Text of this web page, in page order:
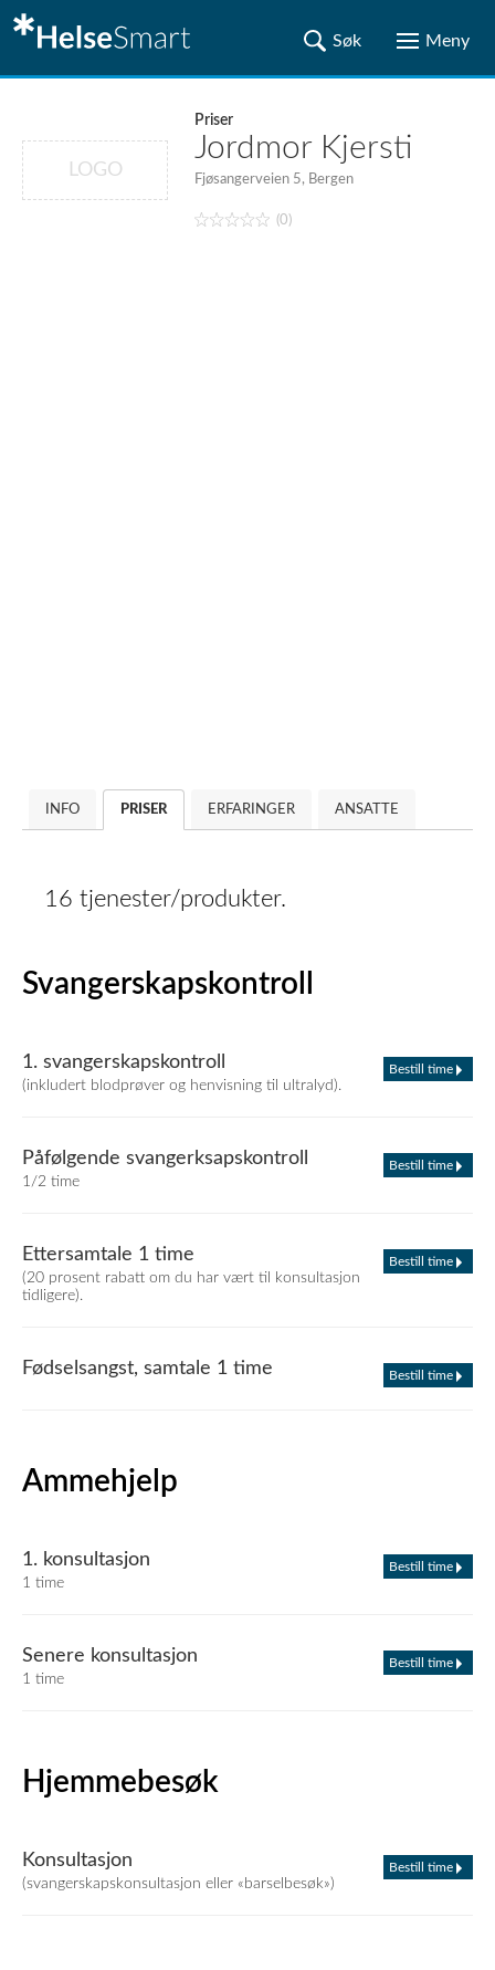
LOGO
Priser
Jordmor Kjersti
Fjøsangerveien 5, Bergen
(0)
INFO PRISER ERFARINGER ANSATTE
16 tjenester/produkter.
Svangerskapskontroll
1. svangerskapskontroll
(inkludert blodprøver og henvisning til ultralyd).
Bestill time
Påfølgende svangerksapskontroll
1/2 time
Bestill time
Ettersamtale 1 time
(20 prosent rabatt om du har vært til konsultasjon
tidligere).
Bestill time
Fødselsangst, samtale 1 time Bestill time
Ammehjelp
1. konsultasjon
1 time
Bestill time
Senere konsultasjon
1 time
Bestill time
Hjemmebesøk
Konsultasjon
(svangerskapskonsultasjon eller «barselbesøk»)
Bestill time